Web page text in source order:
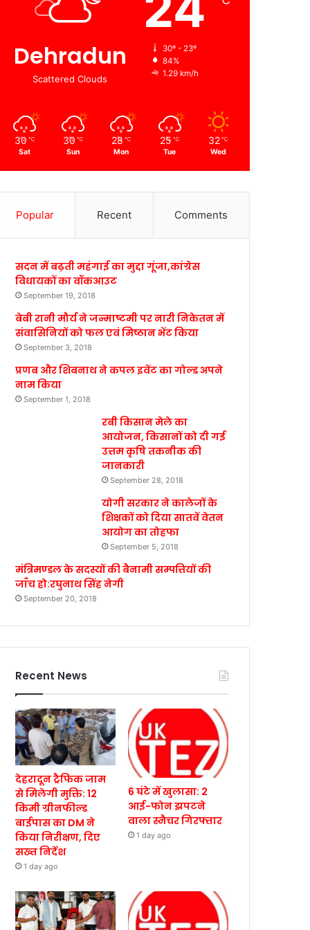
Dehradun
Scattered Clouds
30º - 23º
84%
1.29 km/h
30 ℃
Sat
30 ℃
Sun
28 ℃
Mon
25 ℃
Tue
32 ℃
Wed
Popular Recent Comments
सदन में बढ़ती महंगाई का मुद्दा गूंजा,कांग्रेस
विधायकों का वॉकआउट
September 19, 2018
बेबी रानी मौर्य ने जन्माष्टमी पर नारी निकेतन में
संवासिनियों को फल एवं मिष्ठान भेंट किया
September 3, 2018
प्रणब और शिबनाथ ने कपल इवेंट का गोल्ड अपने
नाम किया
September 1, 2018
रबी किसान मेले का
आयोजन, किसानों को दी गई
उत्तम कृषि तकनीक की
जानकारी
September 28, 2018
योगी सरकार ने कालेजों के
शिक्षकों को दिया सातवें वेतन
आयोग का तोहफा
September 5, 2018
मंत्रिमण्डल के सदस्यों की बैनामी सम्पत्तियों की
जाँच हो:रघुनाथ सिंह नेगी
September 20, 2018
Recent News
देहरादून ट्रैफिक जाम
से मिलेगी मुक्ति: 12
किमी ग्रीनफील्ड
बाईपास का DM ने
किया निरीक्षण, दिए
सख्त निर्देश
1 day ago
6 घंटे में खुलासा: 2
आई-फोन झपटने
वाला स्नैचर गिरफ्तार
1 day ago